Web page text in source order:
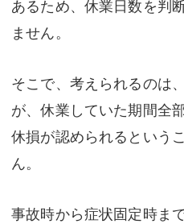
あるため、休業日数を判
ません。
そこで、考えられるのは
が、休業していた期間全
休損が認められるという
ん。
事故時から症状固定時ま